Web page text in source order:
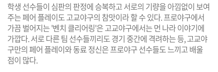
학생 선수들이 심판의 판정에 승복하고 서로의 기량을 아낌없이 보여
주는 페어 플레이도 고교야구의 참맛이라 할 수 있다. 프로야구에서
가끔 벌어지는 '벤치 클리어링'은 고교야구에서는 먼 나라 이야기에
가깝다. 서로 다른 팀 선수들끼리도 경기 중간에 격려하는 등, 고교야
구만의 페어 플레이와 동료 정신은 프로야구 선수들도 느끼고 배울
점이 많다.